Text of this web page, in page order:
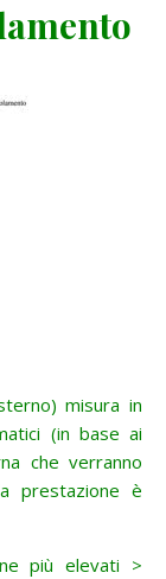
misura in
(in base ai
che verranno
prestazione è
più elevati >